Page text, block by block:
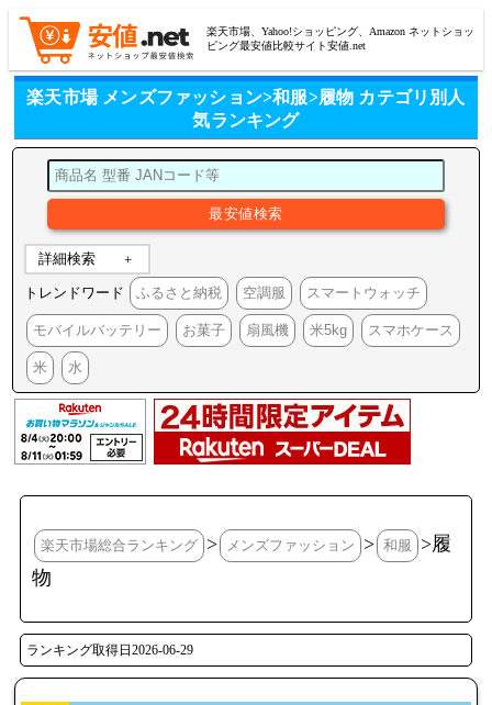
楽天市場、Yahoo!ショッピング、Amazon ネットショッ
ピング最安値比較サイト安値.net
楽天市場 メンズファッション>和服>履物 カテゴリ別人
気ランキング
詳細検索
トレンドワード ふるさと納税 空調服 スマートウォッチ
モバイルバッテリー お菓子 扇風機 米5kg スマホケース
米 水
楽天市場総合ランキング > メンズファッション > 和服
>履
物
ランキング取得日2026-06-29